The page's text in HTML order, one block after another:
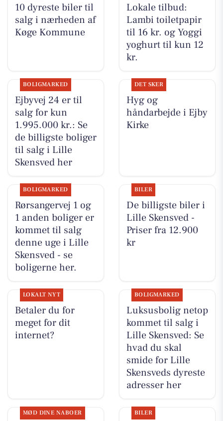
10 dyreste biler til
salg i nærheden af
Køge Kommune
Lokale tilbud:
Lambi toiletpapir
til 16 kr. og Yoggi
yoghurt til kun 12
kr.
BOLIGMARKED
Ejbyvej 24 er til
salg for kun
1.995.000 kr.: Se
de billigste boliger
til salg i Lille
Skensved her
DET SKER
Hyg og
håndarbejde i Ejby
Kirke
BOLIGMARKED
Rørsangervej 1 og
1 anden boliger er
kommet til salg
denne uge i Lille
Skensved - se
boligerne her.
BILER
De billigste biler i
Lille Skensved -
Priser fra 12.900
kr
LOKALT NYT
Betaler du for
meget for dit
internet?
BOLIGMARKED
Luksusbolig netop
kommet til salg i
Lille Skensved: Se
hvad du skal
smide for Lille
Skensveds dyreste
adresser her
MØD DINE NABOER BILER